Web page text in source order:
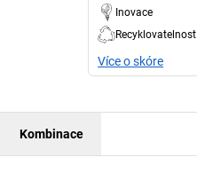
Inovace
Recyklovatelnost
Více o skóre
Kombinace